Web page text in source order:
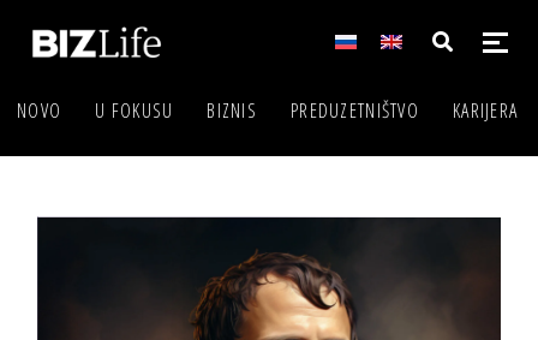
NOVO U FOKUSU BIZNIS PREDUZETNIŠTVO KARIJERA